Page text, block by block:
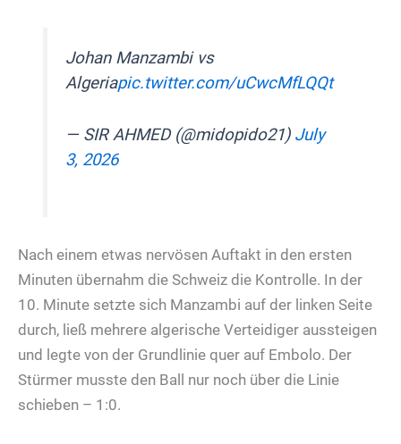
Johan Manzambi vs
Algeriapic.twitter.com/uCwcMfLQQt
— SIR AHMED (@midopido21) July
3, 2026
Nach einem etwas nervösen Auftakt in den ersten
Minuten übernahm die Schweiz die Kontrolle. In der
10. Minute setzte sich Manzambi auf der linken Seite
durch, ließ mehrere algerische Verteidiger aussteigen
und legte von der Grundlinie quer auf Embolo. Der
Stürmer musste den Ball nur noch über die Linie
schieben – 1:0.